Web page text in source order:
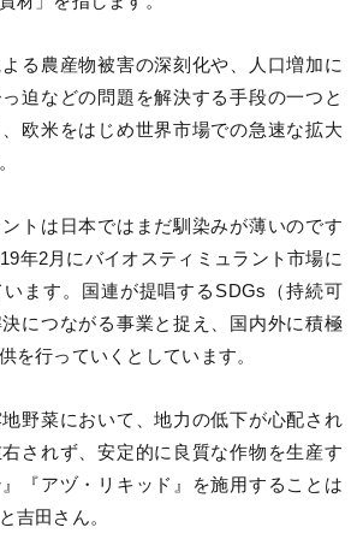
る農産物被害の深刻化や、人口増加に
迫などの問題を解決する手段の一つと
欧米をはじめ世界市場での急速な拡大
トは日本ではまだ馴染みが薄いのです
年2月にバイオスティミュラント市場に
ます。国連が提唱するSDGs（持続可
につながる事業と捉え、国内外に積極
を行っていくとしています。
地野菜において、地力の低下が心配され
されず、安定的に良質な作物を生産す
『アヅ・リキッド』を施用することは
吉田さん。